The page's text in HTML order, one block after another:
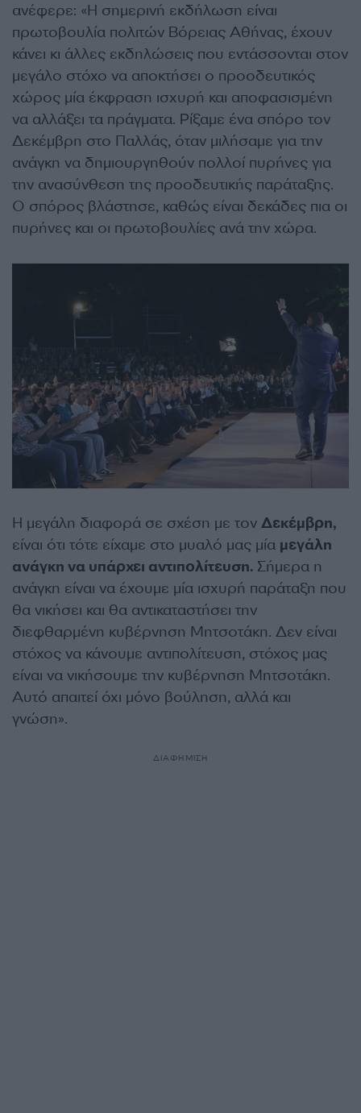
ανέφερε: «Η σημερινή εκδήλωση είναι
πρωτοβουλία πολιτών Βόρειας Αθήνας, έχουν
κάνει κι άλλες εκδηλώσεις που εντάσσονται στον
μεγάλο στόχο να αποκτήσει ο προοδευτικός
χώρος μία έκφραση ισχυρή και αποφασισμένη
να αλλάξει τα πράγματα. Ρίξαμε ένα σπόρο τον
Δεκέμβρη στο Παλλάς, όταν μιλήσαμε για την
ανάγκη να δημιουργηθούν πολλοί πυρήνες για
την ανασύνθεση της προοδευτικής παράταξης.
Ο σπόρος βλάστησε, καθώς είναι δεκάδες πια οι
πυρήνες και οι πρωτοβουλίες ανά την χώρα.
Η μεγάλη διαφορά σε σχέση με τον Δεκέμβρη,
είναι ότι τότε είχαμε στο μυαλό μας μία μεγάλη
ανάγκη να υπάρχει αντιπολίτευση. Σήμερα η
ανάγκη είναι να έχουμε μία ισχυρή παράταξη που
θα νικήσει και θα αντικαταστήσει την
διεφθαρμένη κυβέρνηση Μητσοτάκη. Δεν είναι
στόχος να κάνουμε αντιπολίτευση, στόχος μας
είναι να νικήσουμε την κυβέρνηση Μητσοτάκη.
Αυτό απαιτεί όχι μόνο βούληση, αλλά και
γνώση».
ΔΙΑΦΗΜΙΣΗ